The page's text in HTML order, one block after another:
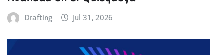
Drafting Jul 31, 2026